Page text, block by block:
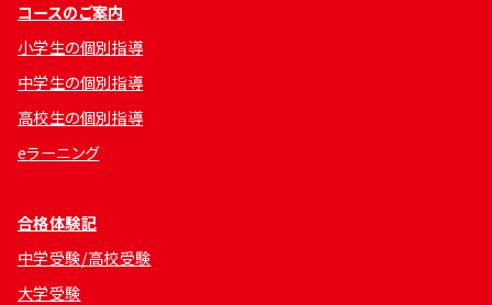
コースのご案内
小学生の個別指導
中学生の個別指導
高校生の個別指導
eラーニング
合格体験記
中学受験/高校受験
大学受験